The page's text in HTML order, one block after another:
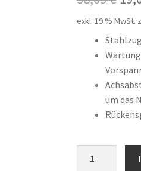
exkl. 19 % MwSt.
um das